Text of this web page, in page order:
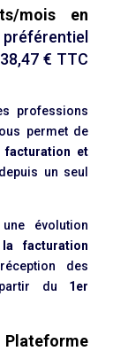
mois en
€ TTC
professions
permet de
et
depuis un seul
évolution
facturation
des
du 1er